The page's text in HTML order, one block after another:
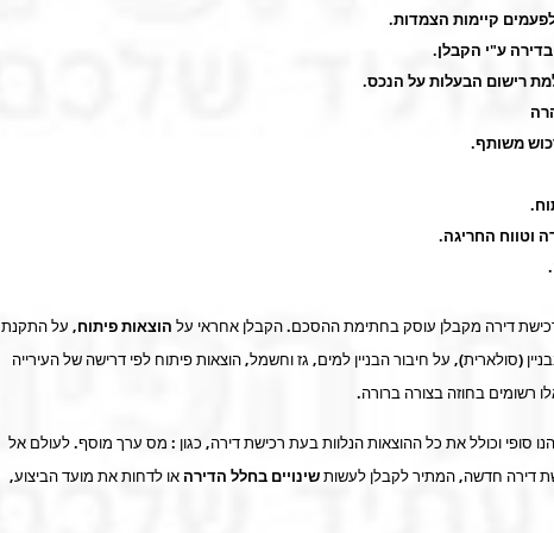
קיימות הצמדות.
בדירה ע"י הקבלן.
רישום הבעלות על הנכס.
משותף.
וטווח החריגה.
דירה מקבלן עוסק בחתימת ההסכם. הקבלן אחראי על הוצאות פיתוח, על התקנת
(סולארית), על חיבור הבניין למים, גז וחשמל, הוצאות פיתוח לפי דרישה של העירייה
רשומים בחוזה בצורה ברורה.
הנו סופי וכולל את כל ההוצאות הנלוות בעת רכישת דירה, כגון : מס ערך מוסף. לעולם אל
דירה חדשה, המתיר לקבלן לעשותשינויים בחלל הדירה או לדחות את מועד הביצוע,